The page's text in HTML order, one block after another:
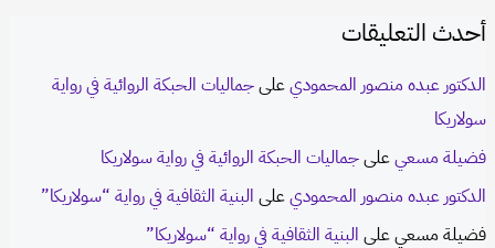
أحدث التعليقات
الدكتور عبده منصور المحموديعلىجماليات الحبكة الروائية في رواية
سولاريكا
فضيلة مسعيعلىجماليات الحبكة الروائية في رواية سولاريكا
الدكتور عبده منصور المحموديعلى البنية الثقافية في رواية “سولاريكا”
فضيلة مسعيعلى البنية الثقافية في رواية “سولاريكا”